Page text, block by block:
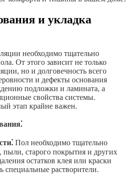
и укладка
необходимо тщательно
От этого зависит не только
но и долговечность всего
и дефекты основания
подложки и ламината, а
свойства системы.
этап крайне важен.
Пол необходимо тщательно
пыли, старого покрытия и других
остатков клея или краски
специальные растворители.